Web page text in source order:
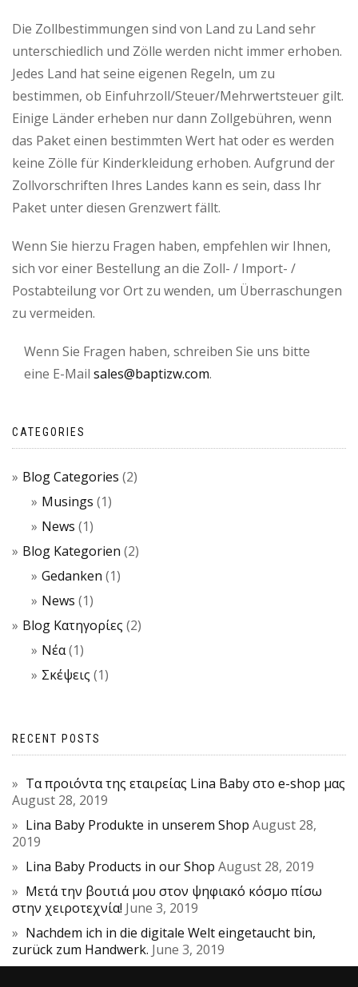
Die Zollbestimmungen sind von Land zu Land sehr
unterschiedlich und Zölle werden nicht immer erhoben.
Jedes Land hat seine eigenen Regeln, um zu
bestimmen, ob Einfuhrzoll/Steuer/Mehrwertsteuer gilt.
Einige Länder erheben nur dann Zollgebühren, wenn
das Paket einen bestimmten Wert hat oder es werden
keine Zölle für Kinderkleidung erhoben. Aufgrund der
Zollvorschriften Ihres Landes kann es sein, dass Ihr
Paket unter diesen Grenzwert fällt.
Wenn Sie hierzu Fragen haben, empfehlen wir Ihnen,
sich vor einer Bestellung an die Zoll- / Import- /
Postabteilung vor Ort zu wenden, um Überraschungen
zu vermeiden.
Wenn Sie Fragen haben, schreiben Sie uns bitte
eine E-Mail sales@baptizw.com.
CATEGORIES
Blog Categories (2)
Musings (1)
News (1)
Blog Kategorien (2)
Gedanken (1)
News (1)
Blog Κατηγορίες (2)
Νέα(1)
Σκέψεις (1)
RECENT POSTS
Τα προιόντα της εταιρείας Lina Baby στο e-shop μας
August 28, 2019
Lina Baby Produkte in unserem Shop August 28,
2019
Lina Baby Products in our Shop August 28, 2019
Μετά την βουτιά μου στον ψηφιακό κόσμο πίσω
στην χειροτεχνία! June 3, 2019
Nachdem ich in die digitale Welt eingetaucht bin,
zurück zum Handwerk. June 3, 2019